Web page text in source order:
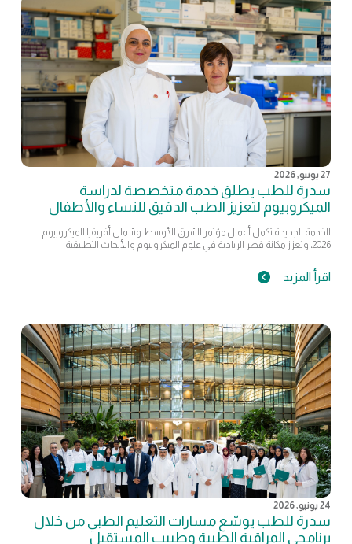
27 يونيو, 2026
سدرة للطب يطلق خدمة متخصصة لدراسة
الميكروبيوم لتعزيز الطب الدقيق للنساء والأطفال
الخدمة الجديدة تكمل أعمال مؤتمر الشرق الأوسط وشمال أفريقيا للميكروبيوم
2026، وتعزز مكانة قطر الريادية في علوم الميكروبيوم والأبحاث التطبيقية
اقرأ المزيد
24 يونيو, 2026
سدرة للطب يوسّع مسارات التعليم الطبي من خلال
برنامجي المراقبة الطبية وطبيب المستقبل